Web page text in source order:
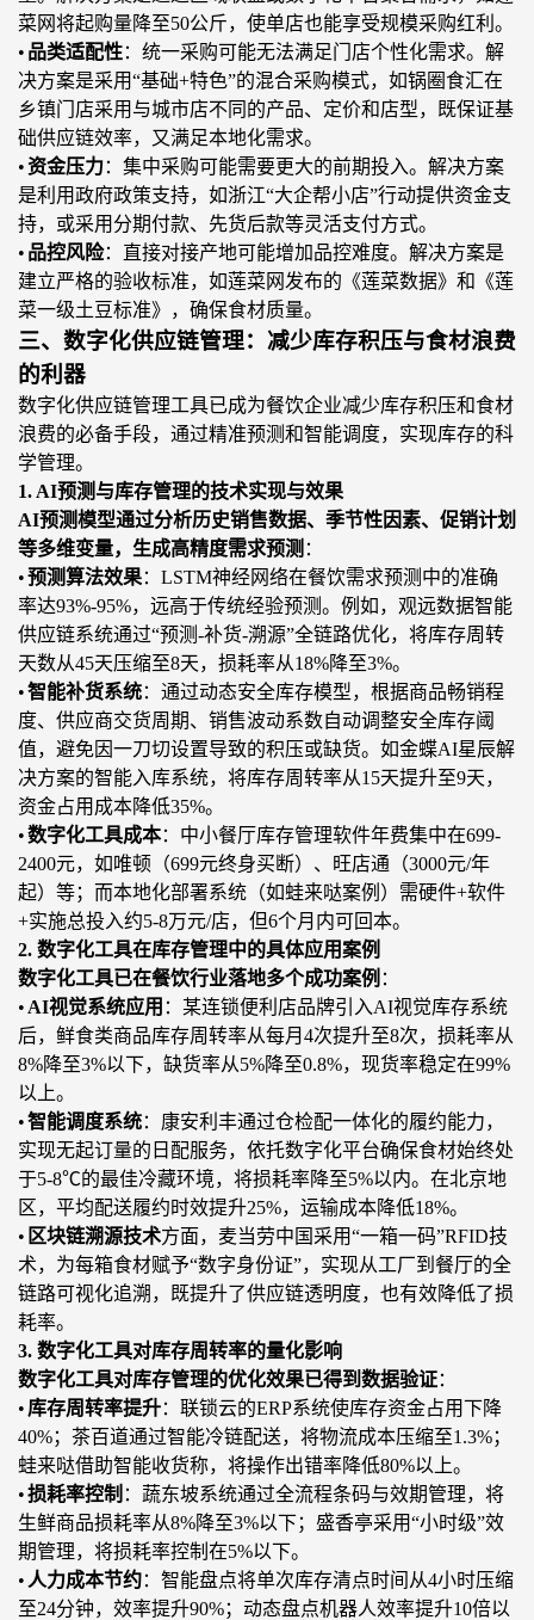
菜网将起购量降至50公斤，使单店也能享受规模采购红利。
• 品类适配性：统一采购可能无法满足门店个性化需求。解
决方案是采用“基础+特色”的混合采购模式，如锅圈食汇在
乡镇门店采用与城市店不同的产品、定价和店型，既保证基
础供应链效率，又满足本地化需求。
•资金压力：集中采购可能需要更大的前期投入。解决方案
是利用政府政策支持，如浙江“大企帮小店”行动提供资金支
持，或采用分期付款、先货后款等灵活支付方式。
• 品控风险：直接对接产地可能增加品控难度。解决方案是
建立严格的验收标准，如莲菜网发布的《莲菜数据》和《莲
菜一级土豆标准》，确保食材质量。
三、数字化供应链管理：减少库存积压与食材浪费
的利器
数字化供应链管理工具已成为餐饮企业减少库存积压和食材
浪费的必备手段，通过精准预测和智能调度，实现库存的科
学管理。
1. AI预测与库存管理的技术实现与效果
AI预测模型通过分析历史销售数据、季节性因素、促销计划
等多维变量，生成高精度需求预测 ：
•预测算法效果： LSTM神经网络在餐饮需求预测中的准确
率达93%-95%，远高于传统经验预测。例如，观远数据智能
供应链系统通过“预测-补货-溯源”全链路优化，将库存周转
天数从45天压缩至8天，损耗率从18%降至3%。
•智能补货系统：通过动态安全库存模型，根据商品畅销程
度、供应商交货周期、销售波动系数自动调整安全库存阈
值，避免因一刀切设置导致的积压或缺货。如金蝶AI星辰解
决方案的智能入库系统，将库存周转率从15天提升至9天，
资金占用成本降低35%。
•数字化工具成本：中小餐厅库存管理软件年费集中在699-
2400元，如唯顿（699元终身买断）、旺店通（3000元/年
起）等；而本地化部署系统（如蛙来哒案例）需硬件+软件
+实施总投入约5-8万元/店，但6个月内可回本。
2. 数字化工具在库存管理中的具体应用案例
数字化工具已在餐饮行业落地多个成功案例 ：
• AI视觉系统应用 ：某连锁便利店品牌引入AI视觉库存系统
后，鲜食类商品库存周转率从每月4次提升至8次，损耗率从
8%降至3%以下，缺货率从5%降至0.8%，现货率稳定在99%
以上。
•智能调度系统：康安利丰通过仓检配一体化的履约能力，
实现无起订量的日配服务，依托数字化平台确保食材始终处
于5-8℃的最佳冷藏环境，将损耗率降至5%以内。在北京地
区，平均配送履约时效提升25%，运输成本降低18%。
• 区块链溯源技术方面，麦当劳中国采用“一箱一码”RFID技
术，为每箱食材赋予“数字身份证”，实现从工厂到餐厅的全
链路可视化追溯，既提升了供应链透明度，也有效降低了损
耗率。
3. 数字化工具对库存周转率的量化影响
数字化工具对库存管理的优化效果已得到数据验证：
• 库存周转率提升：联锁云的ERP系统使库存资金占用下降
40%；茶百道通过智能冷链配送，将物流成本压缩至1.3%；
蛙来哒借助智能收货称，将操作出错率降低80%以上。
•损耗率控制 ：蔬东坡系统通过全流程条码与效期管理，将
生鲜商品损耗率从8%降至3%以下；盛香亭采用“小时级”效
期管理，将损耗率控制在5%以下。
• 人力成本节约：智能盘点将单次库存清点时间从4小时压缩
至24分钟，效率提升90%；动态盘点机器人效率提升10倍以